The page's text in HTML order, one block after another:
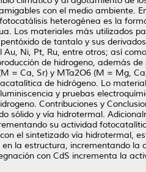
con el medio ambiente.
heterogénea es la
Los materiales más utilizados
de tantalo y sus
Ni, Pt, Ru, entre otros; así
de hidrogeno, además de
= Ca, Sr) y MTa2O6 (M = Mg,
de hidrógeno. Lo
y pruebas
Contribuciones y
sólido y vía hidrotermal.
su actividad
el sintetizado vía hidrotermal,
la estructura, incrementando la
con CdS incrementa la